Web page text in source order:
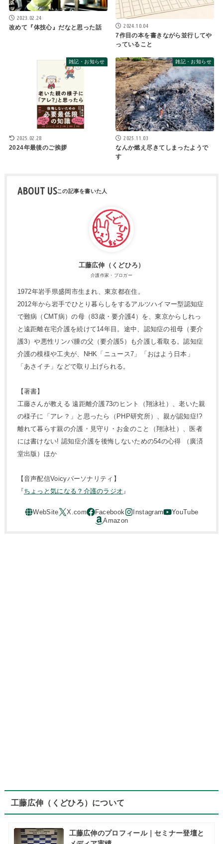
2023.02.24
改めて『体技心』だなと思った話 2024.10.04
7作目の本を書きながら並行してや
っていること
雑記・お知らせ
2025.02.28
2024年最後のご挨拶
雑記・お知らせ
2025.11.03
なんか燃え尽きてしまったようで
す
ABOUT US
工藤広伸（くどひろ）
介護作家・ブロガー
1972年岩手県盛岡市生まれ、東京都在住。
2012年から岩手でひとり暮らしをするアルツハイマー型認知症
で難病（CMT病）の母（83歳・要介護4）を、東京からしれっ
と遠距離在宅介護を続けて14年目。途中、認知症の祖母（要介
護3）や悪性リンパ腫の父（要介護5）も介護し看取る。認知症
介護の模様や工夫が、NHK「ニュース7」「おはよう日本」
「あさイチ」などで取り上げられる。
【著書】
工藤さんが教える 遠距離介護73のヒント（翔泳社）、老いた親
の様子に「アレ？」と思ったら（PHP研究所）、親が認知症!?
離れて暮らす親の介護・見守り・お金のこと（翔泳社）、医者
には書けない! 認知症介護を後悔しないための54の心得 （廣済
堂出版）ほか
【音声配信Voicyパーソナリティ】
『ちょっと気になる？介護のラジオ』
工藤広伸（くどひろ）について
工藤広伸のプロフィール｜セミナー登壇と